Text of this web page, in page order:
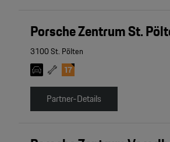
Porsche Zentrum St.
3100 St. Pölten
Partner-Details